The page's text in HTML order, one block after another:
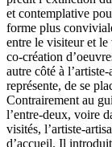
et contemplative
forme plus
entre le visiteur et
co-création
autre côté à
représente, de se
Contrairement au
l’entre-deux, voire
visités, l’artiste-
d’accueil. Il